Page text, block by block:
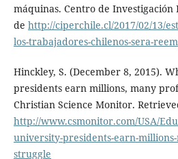
máquinas. Centro de Investigación
de http://ciperchile.cl/2017/02/13/
los-trabajadores-chilenos-sera-
Hinckley, S. (December 8, 2015).
presidents earn millions, many
Christian Science Monitor.
http://www.csmonitor.com/USA/
university-presidents-earn-
struggle